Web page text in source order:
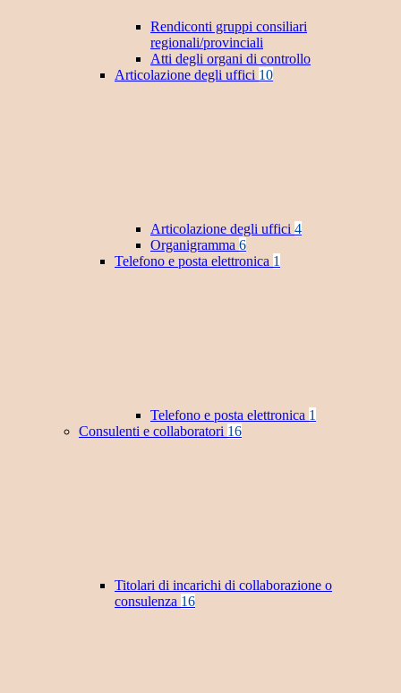
Rendiconti gruppi consiliari
regionali/provinciali
Atti degli organi di controllo
Articolazione degli uffici 10
Articolazione degli uffici 4
Organigramma 6
Telefono e posta elettronica 1
Telefono e posta elettronica 1
Consulenti e collaboratori 16
Titolari di incarichi di collaborazione o
consulenza 16